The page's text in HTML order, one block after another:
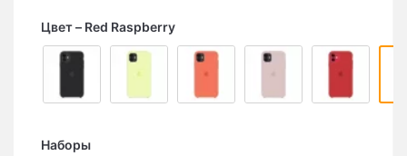
Цвет Red Raspberry
Наборы